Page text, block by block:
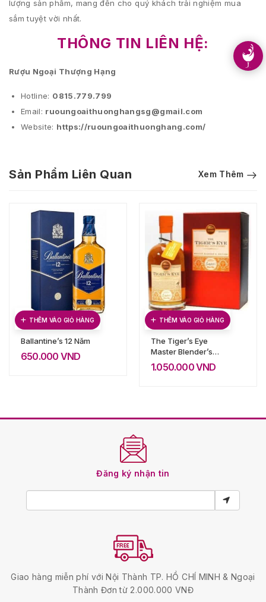
lượng sản phẩm, mang đến cho quý khách trải nghiệm mua
sắm tuyệt vời nhất.
THÔNG TIN LIÊN HỆ:
Rượu Ngoại Thượng Hạng
Hotline: 0815.779.799
Email: ruoungoaithuonghangsg@gmail.com
Website: https://ruoungoaithuonghang.com/
Sản Phẩm Liên Quan Xem Thêm
THÊM VÀO GIỎ HÀNG
Ballantine’s 12 Năm
650.000 VND
THÊM VÀO GIỎ HÀNG
The Tiger’s Eye
Master Blender’s
Craft
1.050.000VND
Đăng ký nhận tin
Giao hàng miễn phí với Nội Thành TP. HỒ CHÍ MINH & Ngoại
Thành Đơn từ 2.000.000 VNĐ